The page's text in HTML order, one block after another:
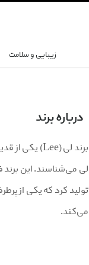
زیبایی و سلامت
درباره برند
تولید کرد که یکی از
می‌کند.